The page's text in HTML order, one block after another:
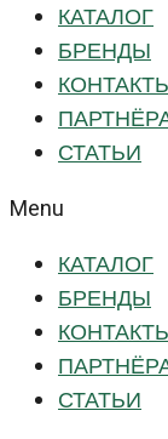
КАТАЛОГ
БРЕНДЫ
СТАТЬИ
Menu
КАТАЛОГ
БРЕНДЫ
СТАТЬИ